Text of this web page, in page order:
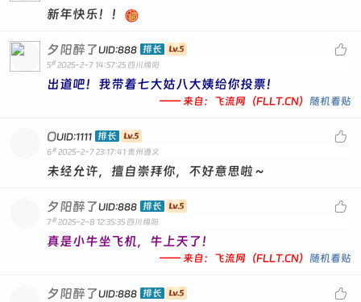
新年快乐！！

夕阳醉了UID:888 排长
5# 2025-2-7 14:57:25 四川绵阳
出道吧！我带着七大姑八大姨给你投票！
—— 来自：飞流网（FLLT.CN） 随机看贴

OUID:1111 排长
6# 2025-2-7 23:17:41 贵州遵义
未经允许，擅自崇拜你，不好意思啦～

夕阳醉了UID:888 排长
7# 2025-2-8 12:35:35 四川绵阳
真是小牛坐飞机，牛上天了！
—— 来自：飞流网（FLLT.CN） 随机看贴

夕阳醉了UID:888 排长